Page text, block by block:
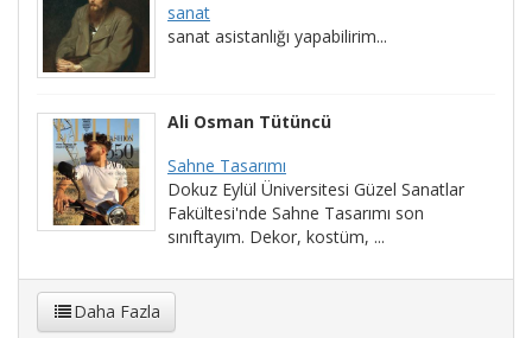
sanat
sanat asistanlığı yapabilirim...
Ali Osman Tütüncü
Sahne Tasarımı
Dokuz Eylül Üniversitesi Güzel Sanatlar
Fakültesi'nde Sahne Tasarımı son
sınıftayım. Dekor, kostüm, ...
Daha Fazla